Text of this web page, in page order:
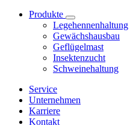
Produkte
Legehennenhaltung
Gewächshausbau
Geflügelmast
Insektenzucht
Schweinehaltung
Service
Unternehmen
Karriere
Kontakt